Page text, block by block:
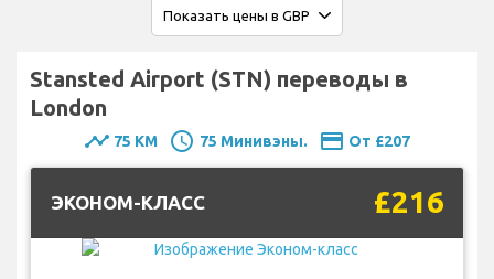
Stansted Airport (STN) переводы в
London
timeline 75 KM schedule 75 Минивэны. payment От £207
ЭКОНОМ-КЛАСС £216